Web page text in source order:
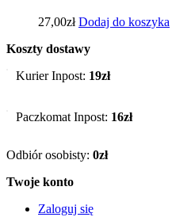
27,00zł Dodaj do koszyka
Koszty dostawy
Kurier Inpost: 19zł
Paczkomat Inpost: 16zł
Odbiór osobisty: 0zł
Twoje konto
Zaloguj się